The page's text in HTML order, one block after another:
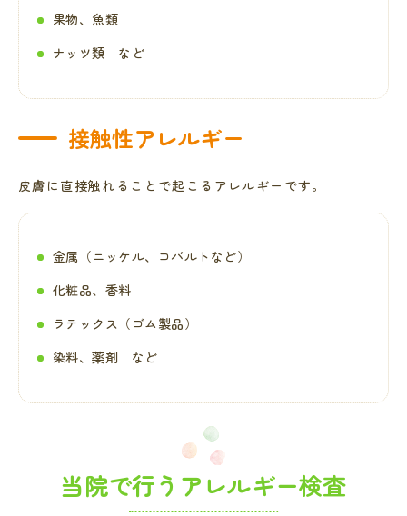
果物、魚類
ナッツ類 など
接触性アレルギー
皮膚に直接触れることで起こるアレルギーです。
金属（ニッケル、コバルトなど）
化粧品、香料
ラテックス（ゴム製品）
染料、薬剤 など
当院で行うアレルギー検査